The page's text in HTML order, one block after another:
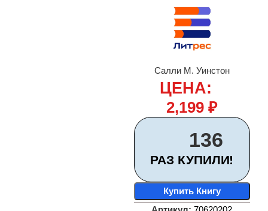
Салли М. Уинстон
ЦЕНА:
2,199₽
136
РАЗ КУПИЛИ!
Купить Книгу